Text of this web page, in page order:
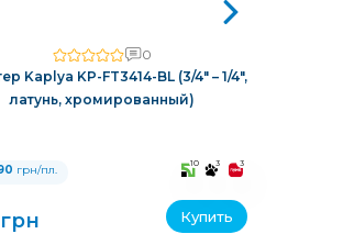
0
Kaplya KP-FT3414-BL (3/4" – 1/4",
латунь, хромированный)
грн/пл. 10 3 3
Купить